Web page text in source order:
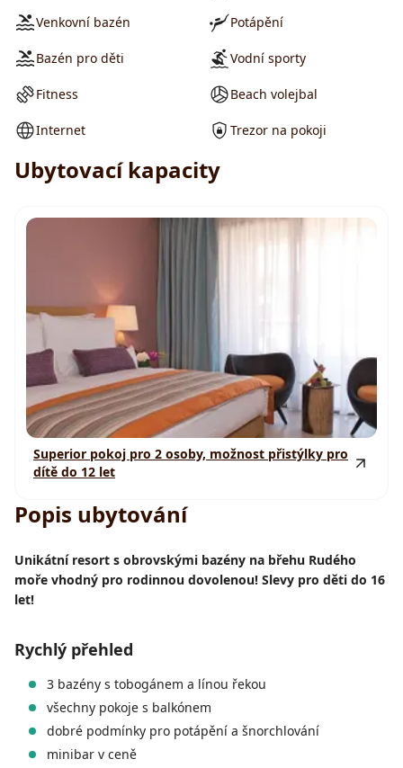
Venkovní bazén
Bazén pro děti
Fitness
Internet
Potápění
Vodní sporty
Beach volejbal
Trezor na pokoji
Ubytovací kapacity
Superior pokoj pro 2 osoby, možnost přistýlky pro
dítě do 12 let
Popis ubytování
Unikátní resort s obrovskými bazény na břehu Rudého
moře vhodný pro rodinnou dovolenou! Slevy pro děti do 16
let!
Rychlý přehled
3 bazény s tobogánem a línou řekou
všechny pokoje s balkónem
dobré podmínky pro potápění a šnorchlování
minibar v ceně